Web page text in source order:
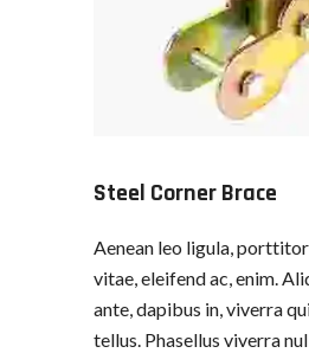
Steel Corner Brace
Aenean leo ligula,
vitae, eleifend ac, enim.
ante, dapibus in, viverra
tellus. Phasellus viverra